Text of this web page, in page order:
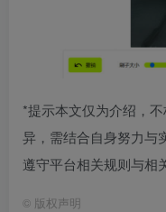
*提示本文仅为介绍，
异，需结合自身努力与
遵守平台相关规则与相
© 版权声明